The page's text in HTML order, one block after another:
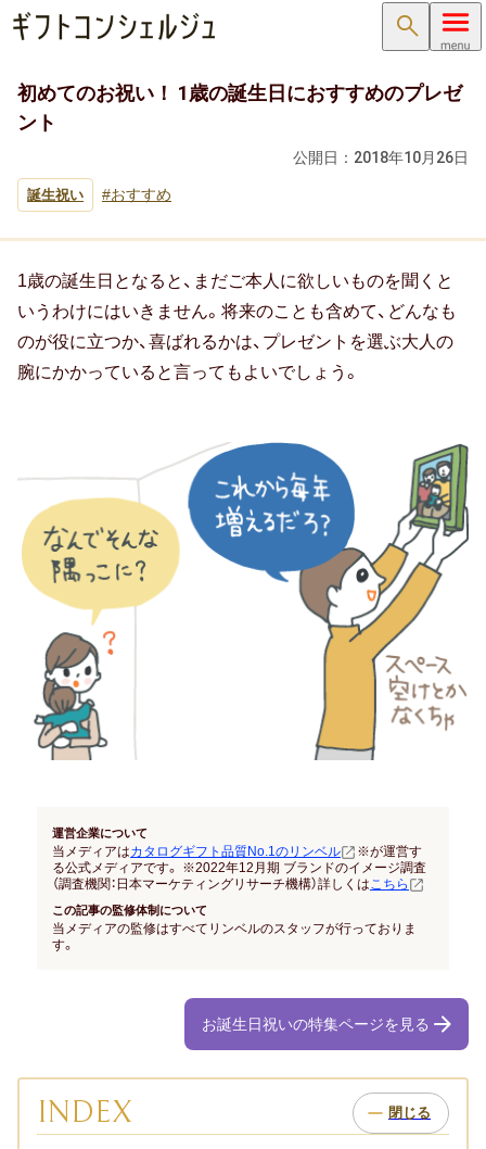
検索
内祝い･お返し
内祝い･お返しTOP
結婚内祝い ( 結婚祝いのお返し )
新築内祝い ( 新築祝いのお返し )
入学内祝い（入学祝いのお返し）
結納返し
高額ギフトの内祝い
法事 引出物
お祝い･お見舞い
子どものお祝い・ギフト
成人祝い
卒園・卒業祝い
初めてのお祝い！ 1歳の誕生日におすすめのプレゼ
ント
公開日： 2018年10月26日
誕生祝い おすすめ
1歳の誕生日となると、まだご本人に欲しいものを聞くと
いうわけにはいきません。将来のことも含めて、どんなも
のが役に立つか、喜ばれるかは、プレゼントを選ぶ大人の
腕にかかっていると言ってもよいでしょう。
運営企業について
当メディアはカタログギフト品質No.1のリンベル
※が運営す
る公式メディアです。 ※2022年12月期 ブランドのイメージ調査
（調査機関：日本マーケティングリサーチ機構）詳しくはこちら
この記事の監修体制について
当メディアの監修はすべてリンベルのスタッフが行っておりま
す。
お誕生日祝いの特集ページを見る
INDEX